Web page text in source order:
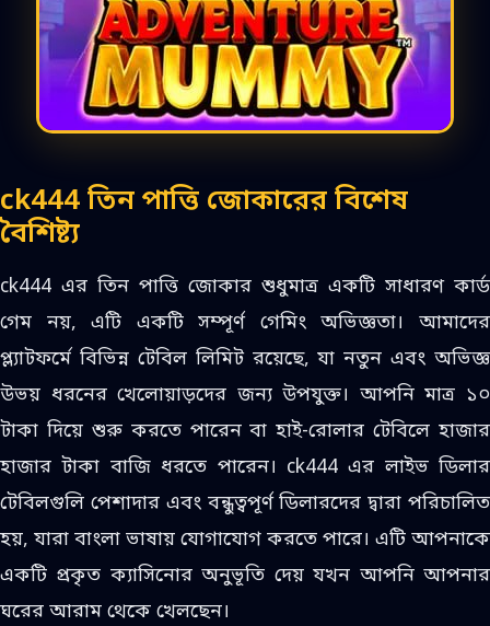
ck444 তিন পাত্তি জোকারের বিশেষ
বৈশিষ্ট্য
ck444 এর তিন পাত্তি জোকার শুধুমাত্র একটি সাধারণ কার্ড
গেম নয়, এটি একটি সম্পূর্ণ গেমিং অভিজ্ঞতা। আমাদের
প্ল্যাটফর্মে বিভিন্ন টেবিল লিমিট রয়েছে, যা নতুন এবং অভিজ্ঞ
উভয় ধরনের খেলোয়াড়দের জন্য উপযুক্ত। আপনি মাত্র ১০
টাকা দিয়ে শুরু করতে পারেন বা হাই-রোলার টেবিলে হাজার
হাজার টাকা বাজি ধরতে পারেন। ck444 এর লাইভ ডিলার
টেবিলগুলি পেশাদার এবং বন্ধুত্বপূর্ণ ডিলারদের দ্বারা পরিচালিত
হয়, যারা বাংলা ভাষায় যোগাযোগ করতে পারে। এটি আপনাকে
একটি প্রকৃত ক্যাসিনোর অনুভূতি দেয় যখন আপনি আপনার
ঘরের আরাম থেকে খেলছেন।